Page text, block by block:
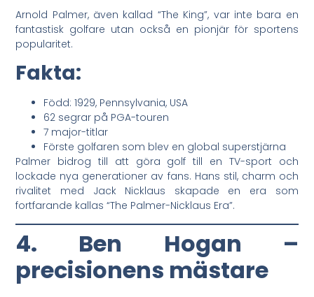
Arnold Palmer, även kallad “The King”, var inte bara en
fantastisk golfare utan också en pionjär för sportens
popularitet.
Fakta:
Född: 1929, Pennsylvania, USA
62 segrar på PGA-touren
7 major-titlar
Förste golfaren som blev en global superstjärna
Palmer bidrog till att göra golf till en TV-sport och
lockade nya generationer av fans. Hans stil, charm och
rivalitet med Jack Nicklaus skapade en era som
fortfarande kallas “The Palmer-Nicklaus Era”.
4. Ben Hogan –
precisionens mästare